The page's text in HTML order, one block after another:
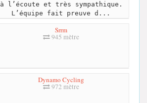
à l’écoute et très sympathique.
L’équipe fait preuve d...
Srrm
945 mètre
Dynamo Cycling
972 mètre